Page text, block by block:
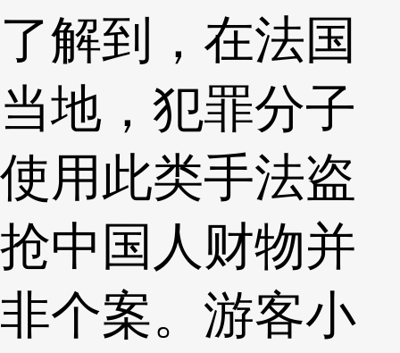
了解到，在法国
当地，犯罪分子
使用此类手法盗
抢中国人财物并
非个案。游客小